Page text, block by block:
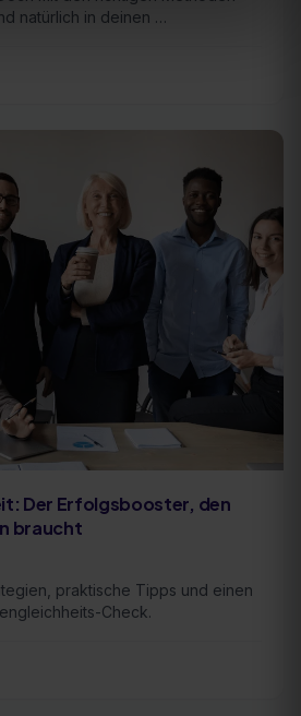
natürlich in deinen …
Der Erfolgsbooster, den
braucht
praktische Tipps und einen
Check.